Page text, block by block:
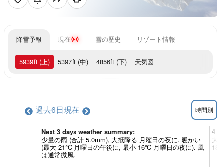
降雪予報 現在 雪の歴史 リゾート情報
5939ft (上) 5397ft (中) 4856ft (下) 天気図
過去6日現在 時間別
Next 3 days weather summary:
少量の雨 (合計 5.0mm), 大抵降る 月曜日の夜に. 暖かい
(最大 21°C 月曜日の午後に, 最小 16°C 月曜日の夜に). 風
は通常微風.
4 -
大